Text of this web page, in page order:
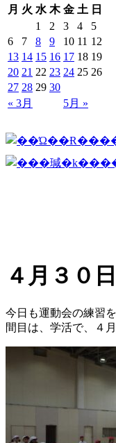
月 火 水 木 金 土 日
« 3月 5月 »
1 2 3 4
5
6
7 8 9 10 11 12
13 14 15 16 17 18 19
20 21 22 23 24 25 26
27 28 29 30
４月３０
今日も運動会の練習
間目は、学活で、４